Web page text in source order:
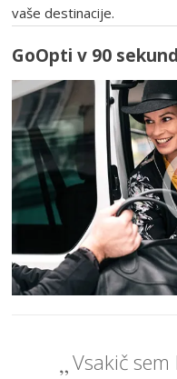
vaše destinacije.
GoOpti v 90
Vsakič